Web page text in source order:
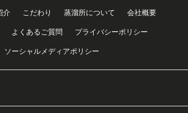
介 こだわり 蒸溜所について 会社概要
よくあるご質問 プライバシーポリシー
ソーシャルメディアポリシー